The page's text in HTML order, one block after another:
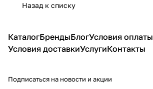
Назад к списку
КаталогБрендыБлогУсловия оплаты
Условия доставкиУслугиКонтакты
Подписаться на новости и акции